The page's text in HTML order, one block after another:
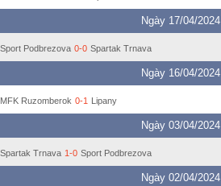
Ngày 17/04/2024
Sport Podbrezova 0-0 Spartak Trnava
Ngày 16/04/2024
MFK Ruzomberok 0-1 Lipany
Ngày 03/04/2024
Spartak Trnava 1-0 Sport Podbrezova
Ngày 02/04/2024